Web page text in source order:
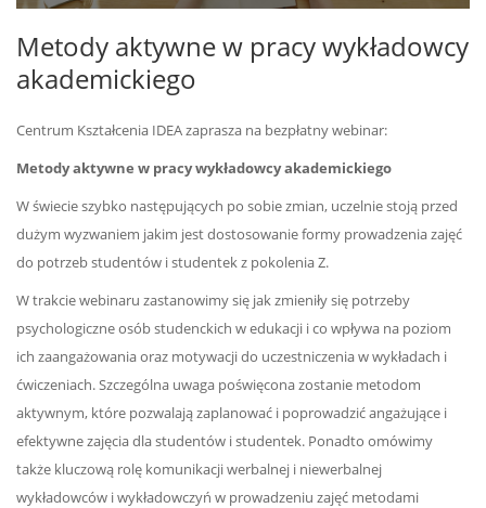
Metody aktywne w pracy wykładowcy
akademickiego
Centrum Kształcenia IDEA zaprasza na bezpłatny webinar:
Metody aktywne w pracy wykładowcy akademickiego
W świecie szybko następujących po sobie zmian, uczelnie stoją przed
dużym wyzwaniem jakim jest dostosowanie formy prowadzenia zajęć
do potrzeb studentów i studentek z pokolenia Z.
W trakcie webinaru zastanowimy się jak zmieniły się potrzeby
psychologiczne osób studenckich w edukacji i co wpływa na poziom
ich zaangażowania oraz motywacji do uczestniczenia w wykładach i
ćwiczeniach. Szczególna uwaga poświęcona zostanie metodom
aktywnym, które pozwalają zaplanować i poprowadzić angażujące i
efektywne zajęcia dla studentów i studentek. Ponadto omówimy
także kluczową rolę komunikacji werbalnej i niewerbalnej
wykładowców i wykładowczyń w prowadzeniu zajęć metodami